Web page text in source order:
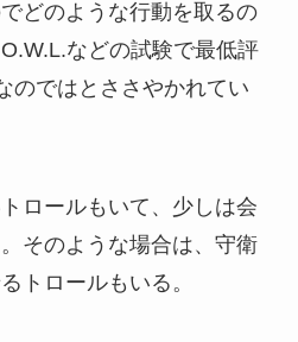
どのような行動を取るの
などの試験で最低評
のではとささやかれてい
ロールもいて、少しは会
そのような場合は、守衛
トロールもいる。